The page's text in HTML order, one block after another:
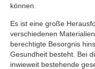
können.
Es ist eine große
verschiedenen
berechtigte Besorgnis
Gesundheit besteht. Bei
inwieweit bestehende